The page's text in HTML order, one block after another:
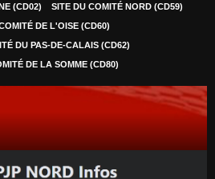
(CD02)
SITE DU COMITÉ NORD (CD59)
DE L'OISE (CD60)
DU PAS-DE-CALAIS (CD62)
DE LA SOMME (CD80)